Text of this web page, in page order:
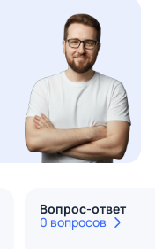
Вопрос-ответ
0 вопросов